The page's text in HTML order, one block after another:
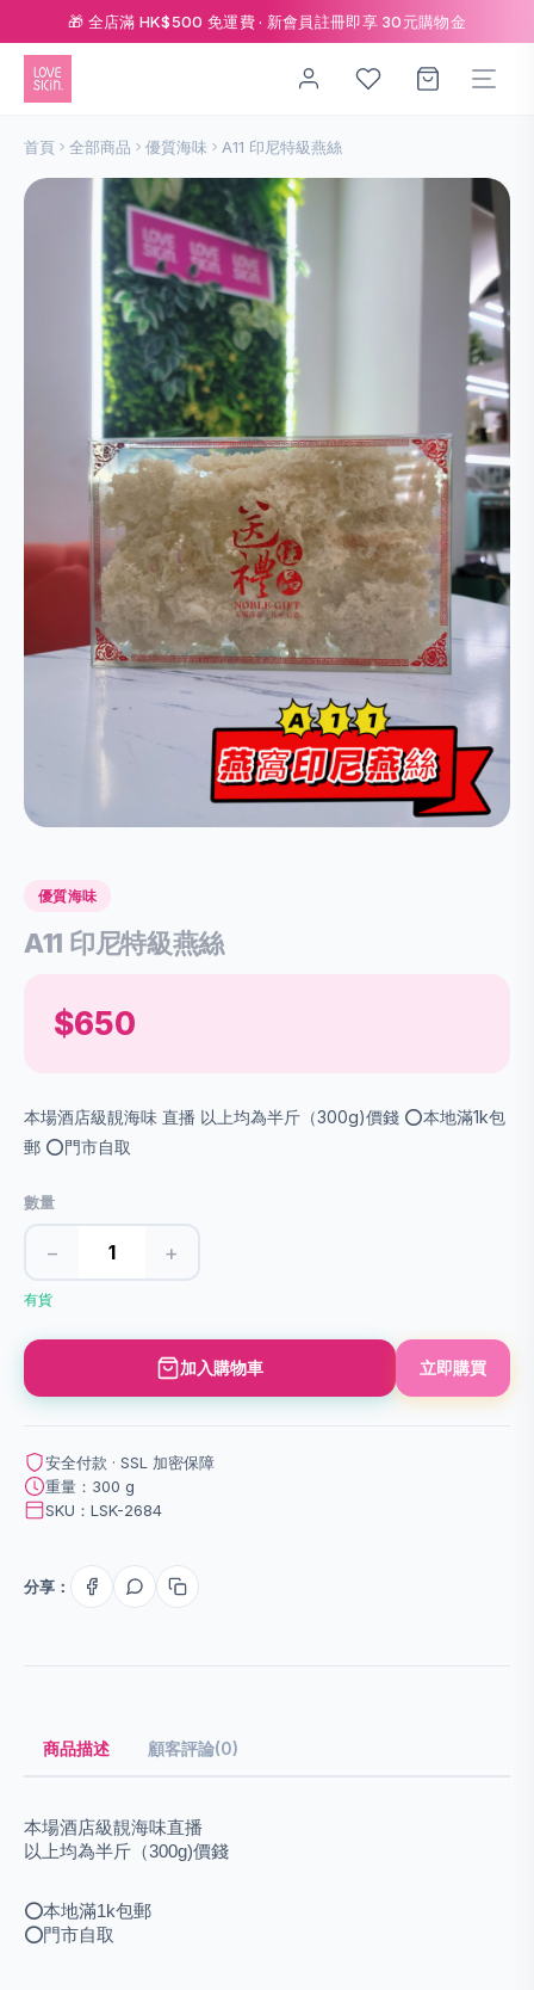
🎁 全店滿 HK$500 免運費 · 新會員註冊即享 30元購物金
首頁 全部商品 優質海味 A11 印尼特級燕絲
優質海味
A11 印尼特級燕絲
$650
本場酒店級靚海味 直播 以上均為半斤（300g)價錢 ⭕️本地滿1k包
郵 ⭕️門市自取
數量
− +
有貨
加入購物車 立即購買
安全付款 · SSL 加密保障
重量：300 g
SKU：LSK-2684
分享：
商品描述 顧客評論(0)
本場酒店級靚海味直播
以上均為半斤（300g)價錢
⭕️本地滿1k包郵
⭕️門市自取